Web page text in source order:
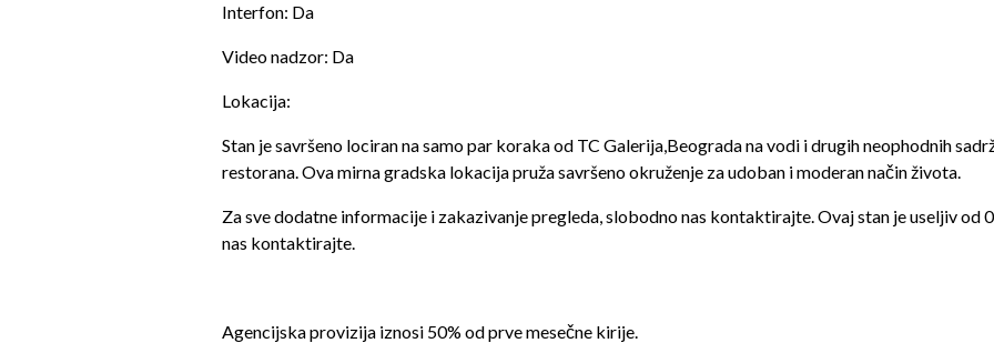
Interfon: Da
Video nadzor: Da
Lokacija:
Stan je savršeno lociran na samo par koraka od TC Galerija,Beograda na vodi i drugih neophodnih
restorana. Ova mirna gradska lokacija pruža savršeno okruženje za udoban i moderan način života.
Za sve dodatne informacije i zakazivanje pregleda, slobodno nas kontaktirajte. Ovaj stan je useljiv od
nas kontaktirajte.
Agencijska provizija iznosi 50% od prve mesečne kirije.